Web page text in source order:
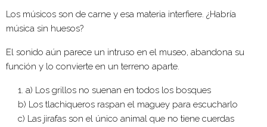
Los músicos son de carne y esa materia interfiere. ¿Habría
música sin huesos?
El sonido aún parece un intruso en el museo, abandona su
función y lo convierte en un terreno aparte.
a) Los grillos no suenan en todos los bosques
b) Los tlachiqueros raspan el maguey para escucharlo
c) Las jirafas son el único animal que no tiene cuerdas